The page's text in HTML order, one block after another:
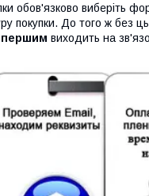
обов'язково виберіть
покупки. До того ж без
першим виходить на